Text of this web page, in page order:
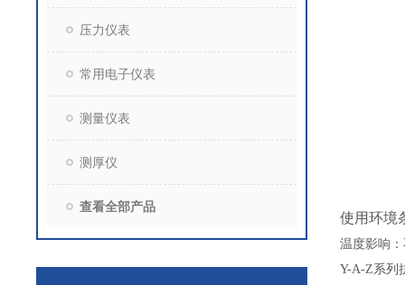
压力仪表
常用电子仪表
测量仪表
测厚仪
查看全部产品
使用环境
温度影响
Y-A-Z系列